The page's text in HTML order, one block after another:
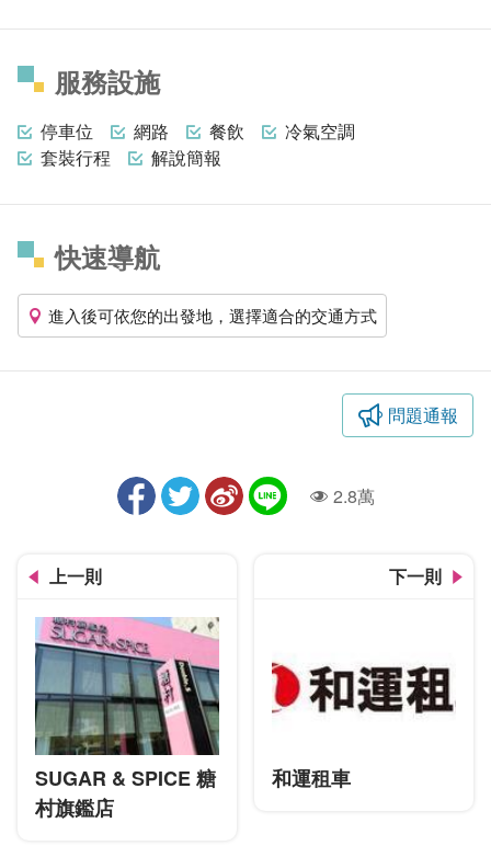
服務設施
停車位 網路 餐飲
冷氣空調
套裝行程
解說簡報
快速導航
進入後可依您的出發地，選擇適合的交通方式
問題通報
人氣2.8萬
上一則
SUGAR & SPICE 糖
村旗鑑店
下一則
和運租車